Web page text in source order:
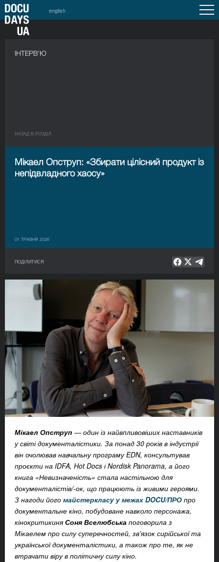
english
ІНТЕРВ'Ю
НАЗАД В РОЗДIЛ
Мікаел Опструп: «Збирати цілісний продукт із
непідвладного хаосу»
01 ТРАВНЯ 2026
ПОДІЛИТИСЯ
Мікаел Опструп — один із найвпливовіших наставників
у світі документалістики. За понад 30 років в індустрії
він очолював навчальну програму EDN, консультував
проєкти на IDFA, Hot Docs і Nordisk Panorama, а його
книга «Невизначеність» стала настільною для
документалістів/-ок, що працюють із живими героями.
З нагоди його майстеркласу у межах DOCU/ПРО про
документальне кіно, побудоване навколо персонажа,
кінокритикиняСоня Вселюбська поговорила з
Мікаелем про силу суперечностей, зв'язок сирійської та
української документалістики, а також про те, як не
втрачати віру в політичну силу кіно.